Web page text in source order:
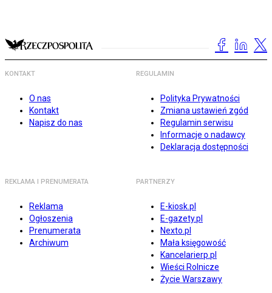
KONTAKT
O nas
Kontakt
Napisz do nas
REGULAMIN
Polityka Prywatności
Zmiana ustawień zgód
Regulamin serwisu
Informacje o nadawcy
Deklaracja dostępności
REKLAMA I PRENUMERATA
Reklama
Ogłoszenia
Prenumerata
Archiwum
PARTNERZY
E-kiosk.pl
E-gazety.pl
Nexto.pl
Mała księgowość
Kancelarierp.pl
Wieści Rolnicze
Życie Warszawy